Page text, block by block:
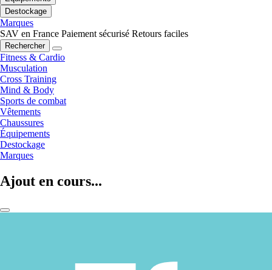
Destockage
Marques
SAV en France Paiement sécurisé Retours faciles
Rechercher
Fitness & Cardio
Musculation
Cross Training
Mind & Body
Sports de combat
Vêtements
Chaussures
Équipements
Destockage
Marques
Ajout en cours...